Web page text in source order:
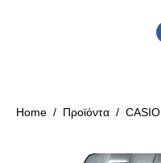
Home Προϊόντα CASIO